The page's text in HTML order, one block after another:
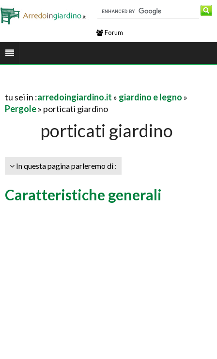
Forum
tu sei in :arredoingiardino.it » giardino e legno »
Pergole» porticati giardino
porticati giardino
In questa pagina parleremo di :
Caratteristiche generali